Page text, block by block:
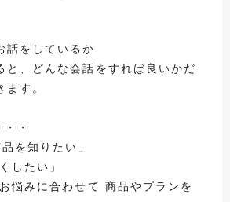
話をしているか
と、どんな会話をすれば良いかだ
ます。
・
を知りたい」
したい」
悩みに合わせて 商品やプランを